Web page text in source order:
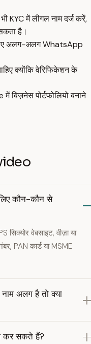
KYC में लीगल नाम दर्ज करें,
है।
अलग-अलग WhatsApp
क्योंकि वेरिफिकेशन के
बिज़नेस पोर्टफोलियो बनाने
कौन-कौन से
वेबसाइट, वीज़ा या
PAN कार्ड या MSME
अलग है तो क्या
कर सकते हैं?